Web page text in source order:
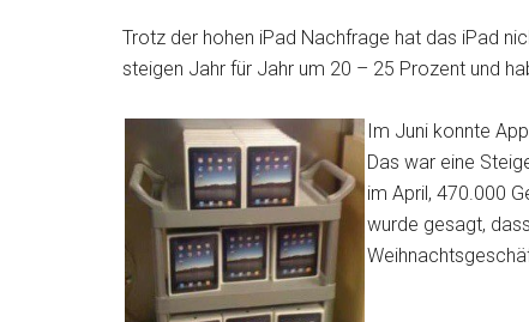
Trotz der hohen iPad Nachfrage hat das iPad
steigen Jahr für Jahr um 20 – 25 Prozent und
Im Juni konnte
Das war eine
im April, 470.000
wurde gesagt,